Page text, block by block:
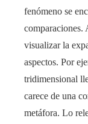
fenómeno se
comparaciones.
visualizar la
aspectos. Por
tridimensional
carece de una
metáfora. Lo